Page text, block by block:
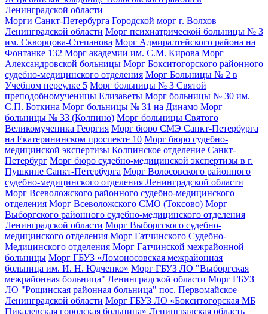
Ленинградской области
Морги Санкт-Петербурга Городской морг г. Волхов
Ленинградской области Морг психиатрической больницы № 3
им. Скворцова-Степанова Морг Адмиралтейского района на
Фонтанке 132 Морг академии им. С.М. Кирова Морг
Александровской больницы Морг Бокситогорского районного
судебно-медицинского отделения Морг Больницы № 2 в
Учебном переулке 5 Морг больницы № 3 Святой
преподобномученицы Елизаветы Морг больницы № 30 им.
С.П. Боткина Морг больницы № 31 на Динамо Морг
больницы № 33 (Колпино) Морг больницы Святого
Великомученика Георгия Морг бюро СМЭ Санкт-Петербурга
на Екатерининском проспекте 10 Морг бюро судебно-
медицинской экспертизы Колпинское отделение Санкт-
Петербург Морг бюро судебно-медицинской экспертизы в г.
Пушкине Санкт-Петербурга Морг Волосовского районного
судебно-медицинского отделения Ленинградской области
Морг Всеволожского районного судебно-медицинского
отделения Морг Всеволожского СМО (Токсово) Морг
Выборгского районного судебно-медицинского отделения
Ленинградской области Морг Выборгского судебно-
медицинского отделения Морг Гатчинского Судебно-
Медицинского отделения Морг Гатчинской межрайонной
больницы Морг ГБУЗ «Ломоносовская межрайонная
больница им. И. Н. Юдченко» Морг ГБУЗ ЛО "Выборгская
межрайонная больница" Ленинградской области Морг ГБУЗ
ЛО "Рощинская районная больница" пос. Первомайское
Ленинградской области Морг ГБУЗ ЛО «Бокситогорская МБ
Пикалевская городская больница» Ленинградская область